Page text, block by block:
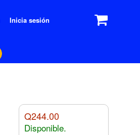
Inicia sesión
Q244.00
Disponible.